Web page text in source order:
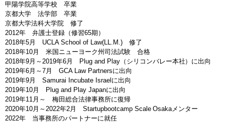
甲陽学院高等学校 卒業
京都大学 法学部 卒業
京都大学法科大学院 修了
2012年 弁護士登録（修習65期）
2018年5月 UCLA School of Law(LL.M.) 修了
2018年10月 米国ニューヨーク州司法試験 合格
2018年9月～2019年6月 Plug and Play（シリコンバレー本社）に出向
2019年6月～7月 GCA Law Partnersに出向
2019年9月 Samurai Incubate Israelに出向
2019年10月 Plug and Play Japanに出向
2019年11月～ 梅田総合法律事務所に復帰
2020年10月～2022年2月 Startupbootcamp Scale Osakaメンター
2022年 当事務所のパートナーに就任